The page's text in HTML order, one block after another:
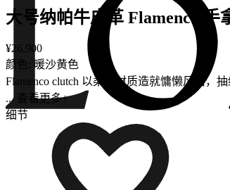
大号纳帕牛皮革 Flamenco 手
¥26,900
颜色: 暖沙黄色
Flamenco clutch 以柔软材质造就慵懒风格，
... 查看更多+
细节